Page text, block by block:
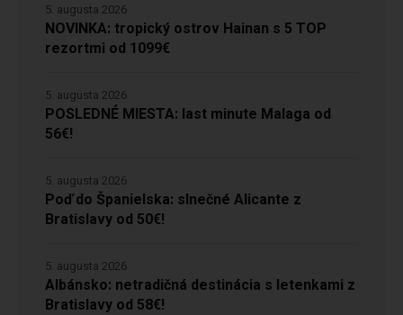
NOVINKA: tropický ostrov Hainan s 5 TOP
rezortmi od 1099€
5. augusta 2026
POSLEDNÉ MIESTA: last minute Malaga od
56€!
5. augusta 2026
Poď do Španielska: slnečné Alicante z
Bratislavy od 50€!
5. augusta 2026
Albánsko: netradičná destinácia s letenkami z
Bratislavy od 58€!
5. augusta 2026